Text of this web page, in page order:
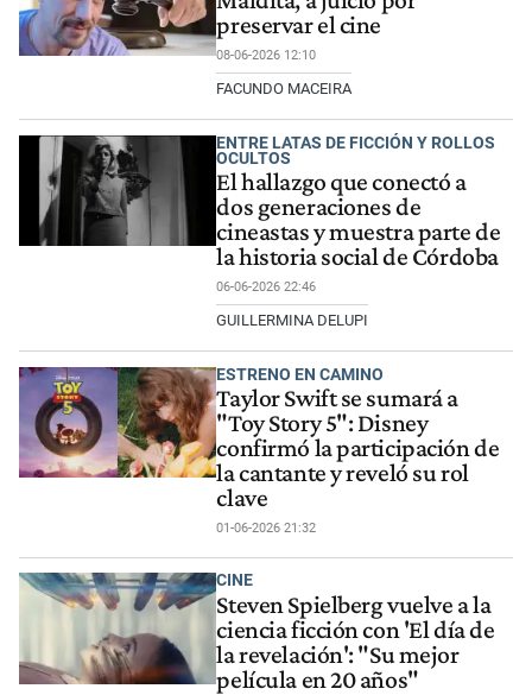
preservar el cine
08-06-2026 12:10
FACUNDO MACEIRA
ENTRE LATAS DE FICCIÓN Y ROLLOS
OCULTOS
El hallazgo que conectó a
dos generaciones de
cineastas y muestra parte de
la historia social de Córdoba
06-06-2026 22:46
GUILLERMINA DELUPI
ESTRENO EN CAMINO
Taylor Swift se sumará a
"Toy Story 5": Disney
confirmó la participación de
la cantante y reveló su rol
clave
01-06-2026 21:32
CINE
Steven Spielberg vuelve a la
ciencia ficción con 'El día de
la revelación': "Su mejor
película en 20 años"